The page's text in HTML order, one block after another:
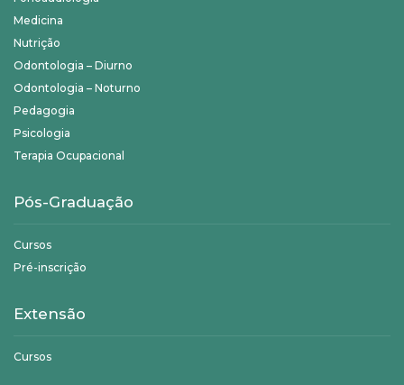
Medicina
Nutrição
Odontologia – Diurno
Odontologia – Noturno
Pedagogia
Psicologia
Terapia Ocupacional
Pós-Graduação
Cursos
Pré-inscrição
Extensão
Cursos